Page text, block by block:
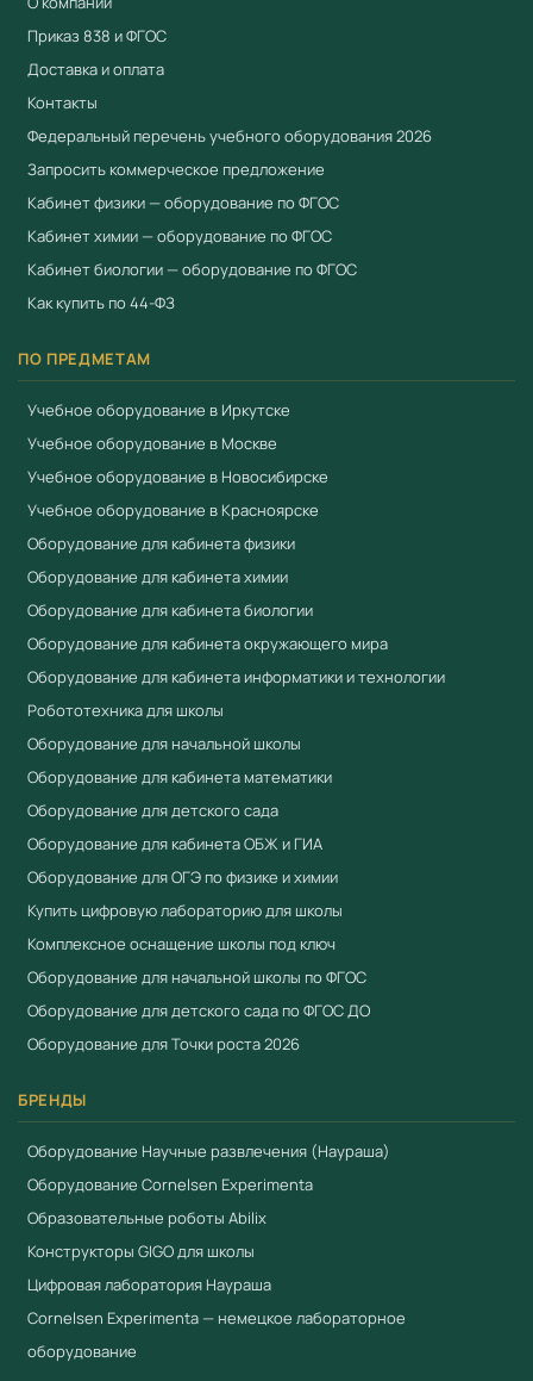
Приказ 838 и ФГОС
Доставка и оплата
Контакты
Федеральный перечень учебного оборудования 2026
Запросить коммерческое предложение
Кабинет физики — оборудование по ФГОС
Кабинет химии — оборудование по ФГОС
Кабинет биологии — оборудование по ФГОС
Как купить по 44-ФЗ
ПО ПРЕДМЕТАМ
Учебное оборудование в Иркутске
Учебное оборудование в Москве
Учебное оборудование в Новосибирске
Учебное оборудование в Красноярске
Оборудование для кабинета физики
Оборудование для кабинета химии
Оборудование для кабинета биологии
Оборудование для кабинета окружающего мира
Оборудование для кабинета информатики и технологии
Робототехника для школы
Оборудование для начальной школы
Оборудование для кабинета математики
Оборудование для детского сада
Оборудование для кабинета ОБЖ и ГИА
Оборудование для ОГЭ по физике и химии
Купить цифровую лабораторию для школы
Комплексное оснащение школы под ключ
Оборудование для начальной школы по ФГОС
Оборудование для детского сада по ФГОС ДО
Оборудование для Точки роста 2026
БРЕНДЫ
Оборудование Научные развлечения (Наураша)
Оборудование Cornelsen Experimenta
Образовательные роботы Abilix
Конструкторы GIGO для школы
Цифровая лаборатория Наураша
Cornelsen Experimenta — немецкое лабораторное
оборудование